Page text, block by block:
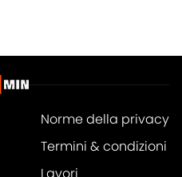
Norme della privacy
Termini & condizioni